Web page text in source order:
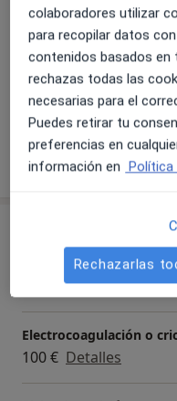
Melanoma
+25
Pacientes que atiendo
Adultos
Niños
Primera visita
Detalles
Electrocoagulación o
100 € Detalles
colaboradores utilizar
para recopilar datos
contenidos basados en
rechazas todas las
necesarias para el
Puedes retirar tu
preferencias en
información en Política
Rechazarlas